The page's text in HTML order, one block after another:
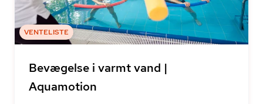
VENTELISTE
Bevægelse i varmt vand |
Aquamotion